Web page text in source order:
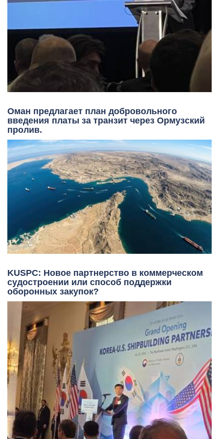
Оман предлагает план добровольного
введения платы за транзит через Ормузский
пролив.
KUSPC: Новое партнерство в коммерческом
судостроении или способ поддержки
оборонных закупок?